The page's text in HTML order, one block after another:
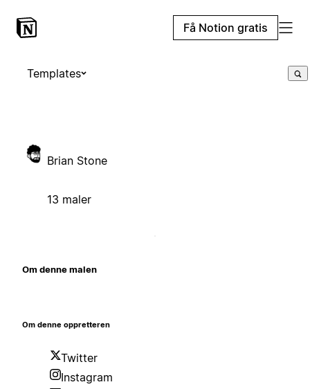
Få Notion gratis
Templates
Brian Stone
13 maler
Om denne malen
Om denne oppretteren
Twitter
Instagram